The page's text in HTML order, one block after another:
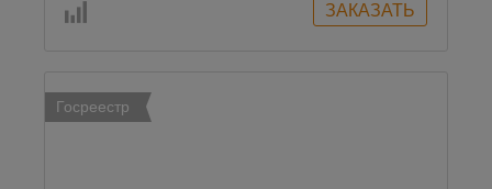
Госреестр